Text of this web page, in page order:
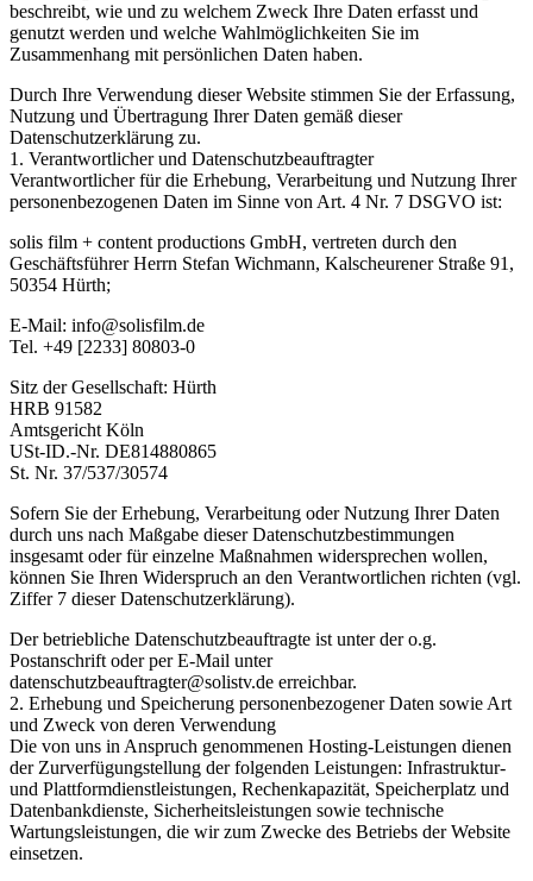
beschreibt, wie und zu welchem Zweck Ihre Daten erfasst und
genutzt werden und welche Wahlmöglichkeiten Sie im
Zusammenhang mit persönlichen Daten haben.
Durch Ihre Verwendung dieser Website stimmen Sie der Erfassung,
Nutzung und Übertragung Ihrer Daten gemäß dieser
Datenschutzerklärung zu.
1. Verantwortlicher und Datenschutzbeauftragter
Verantwortlicher für die Erhebung, Verarbeitung und Nutzung Ihrer
personenbezogenen Daten im Sinne von Art. 4 Nr. 7 DSGVO ist:
solis film + content productions GmbH, vertreten durch den
Geschäftsführer Herrn Stefan Wichmann, Kalscheurener Straße 91,
50354 Hürth;
E-Mail: info@solisfilm.de
Tel. +49 [2233] 80803-0
Sitz der Gesellschaft: Hürth
HRB 91582
Amtsgericht Köln
USt-ID.-Nr. DE814880865
St. Nr. 37/537/30574
Sofern Sie der Erhebung, Verarbeitung oder Nutzung Ihrer Daten
durch uns nach Maßgabe dieser Datenschutzbestimmungen
insgesamt oder für einzelne Maßnahmen widersprechen wollen,
können Sie Ihren Widerspruch an den Verantwortlichen richten (vgl.
Ziffer 7 dieser Datenschutzerklärung).
Der betriebliche Datenschutzbeauftragte ist unter der o.g.
Postanschrift oder per E-Mail unter
datenschutzbeauftragter@solistv.de erreichbar.
2. Erhebung und Speicherung personenbezogener Daten sowie Art
und Zweck von deren Verwendung
Die von uns in Anspruch genommenen Hosting-Leistungen dienen
der Zurverfügungstellung der folgenden Leistungen: Infrastruktur-
und Plattformdienstleistungen, Rechenkapazität, Speicherplatz und
Datenbankdienste, Sicherheitsleistungen sowie technische
Wartungsleistungen, die wir zum Zwecke des Betriebs der Website
einsetzen.